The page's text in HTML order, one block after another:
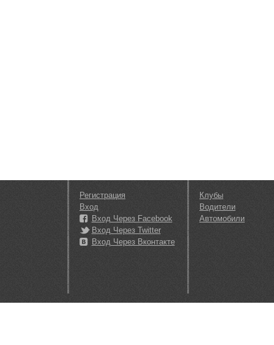
Регистрация
Вход
Вход Через Facebook
Вход Через Twitter
Вход Через Вконтакте
Клубы
Водители
Автомобили